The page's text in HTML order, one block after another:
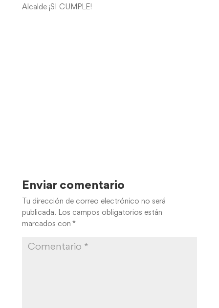
Alcalde ¡SI CUMPLE!
Enviar comentario
Tu dirección de correo electrónico no será
publicada. Los campos obligatorios están
marcados con *